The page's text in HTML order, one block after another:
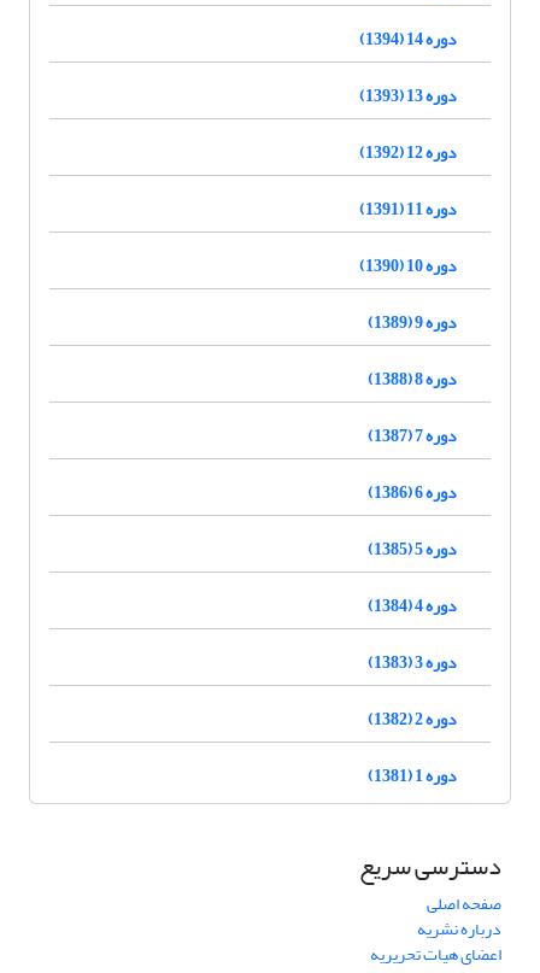
دوره 14 (1394)
دوره 13 (1393)
دوره 12 (1392)
دوره 11 (1391)
دوره 10 (1390)
دوره 9 (1389)
دوره 8 (1388)
دوره 7 (1387)
دوره 6 (1386)
دوره 5 (1385)
دوره 4 (1384)
دوره 3 (1383)
دوره 2 (1382)
دوره 1 (1381)
دسترسی سریع
صفحه اصلی
درباره نشریه
اعضای هیات تحریریه